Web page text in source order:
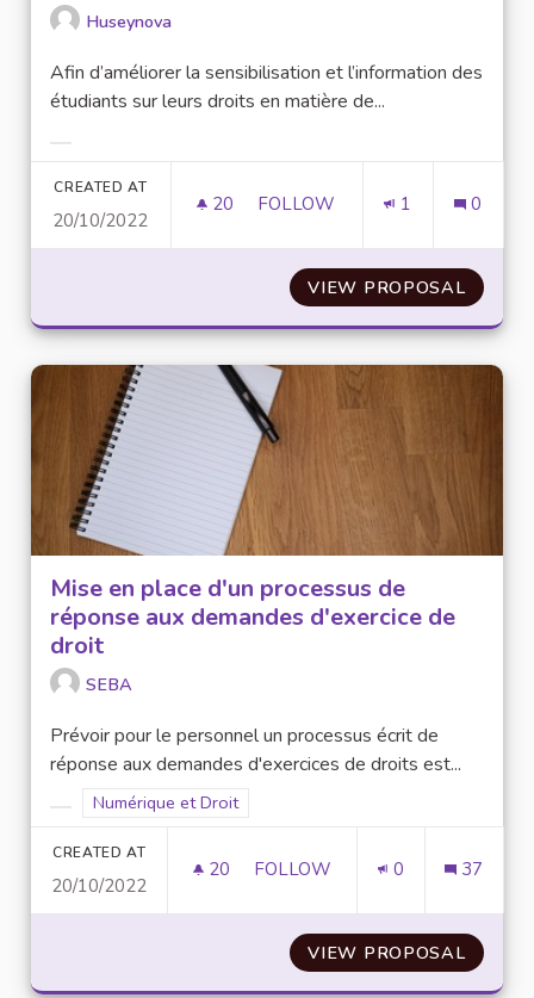
Huseynova
Afin d’améliorer la sensibilisation et l’information des
étudiants sur leurs droits en matière de...
CREATED AT
20/10/2022
20 20 FOLLOWERS
FOLLOW 1 0
VIEW PROPOSAL
Mise en place d'un processus de
réponse aux demandes d'exercice de
droit
SEBA
Prévoir pour le personnel un processus écrit de
réponse aux demandes d'exercices de droits est...
Filter results for category:
Filter results for scope: Numérique et Droit
Numérique et Droit
CREATED AT
20/10/2022
20 20 FOLLOWERS
FOLLOW 0 37
VIEW PROPOSALMISE